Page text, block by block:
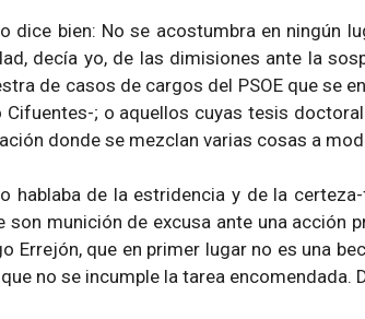
dice bien: No se acostumbra en ningún
decía yo, de las dimisiones ante la
de casos de cargos del PSOE que se
Cifuentes-; o aquellos cuyas tesis
donde se mezclan varias cosas a
hablaba de la estridencia y de la
son munición de excusa ante una acción
Errejón, que en primer lugar no es una
no se incumple la tarea